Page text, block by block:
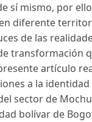
sí mismo, por
diferente
de las
transformación
artículo
a la identidad
sector de
bolívar de